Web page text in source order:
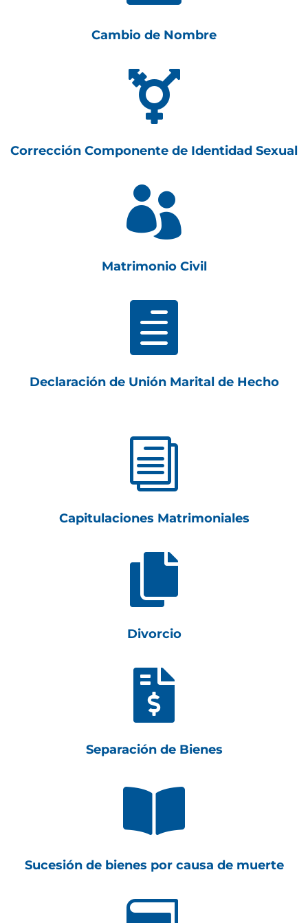
Cambio de Nombre

Corrección Componente de Identidad Sexual

Matrimonio Civil

Declaración de Unión Marital de Hecho
i
Capitulaciones Matrimoniales

Divorcio

Separación de Bienes

Sucesión de bienes por causa de muerte